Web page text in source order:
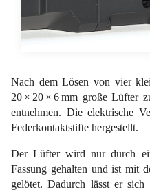
Nach dem Lösen von vier
20 × 20 × 6 mm große Lüfter
entnehmen. Die elektrische
Federkontaktstifte hergestellt.
Der Lüfter wird nur durch
Fassung gehalten und ist mit
gelötet. Dadurch lässt er